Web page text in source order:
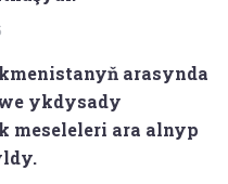
arasynda
ykdysady
meseleleri ara alnyp